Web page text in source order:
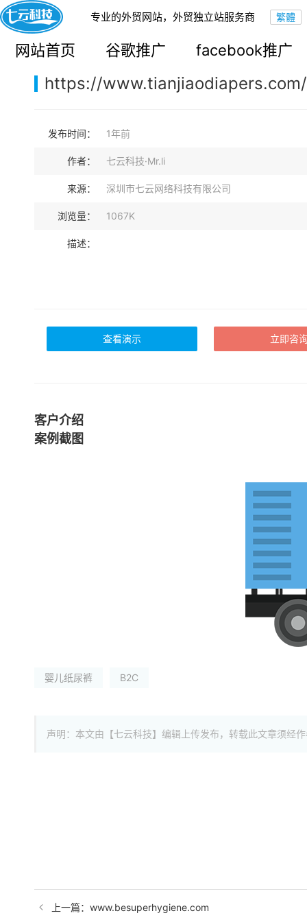
专业的外贸网站，外贸独立站服务商
网站首页 谷歌推广 facebook推广
您的当前位置： 网站首页>案例展示>B2C外贸独立站
https://www.tianjiaodiapers.com/
发布时间： 1年前
作者： 七云科技·Mr.li
来源： 深圳市七云网络科技有限公司
浏览量： 1067K
描述：
查看演示 立即咨
客户介绍
案例截图
婴儿纸尿裤 B2C
声明：本文由【七云科技】编辑上传发布，转载此文章须经
上一篇：www.besuperhygiene.com